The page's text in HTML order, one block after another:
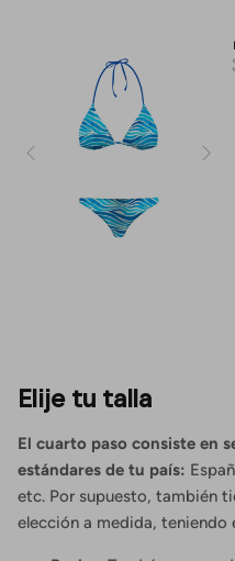
Elije tu talla
El cuarto paso consiste en
estándares de tu país:
etc. Por supuesto, también
elección a medida, teniendo